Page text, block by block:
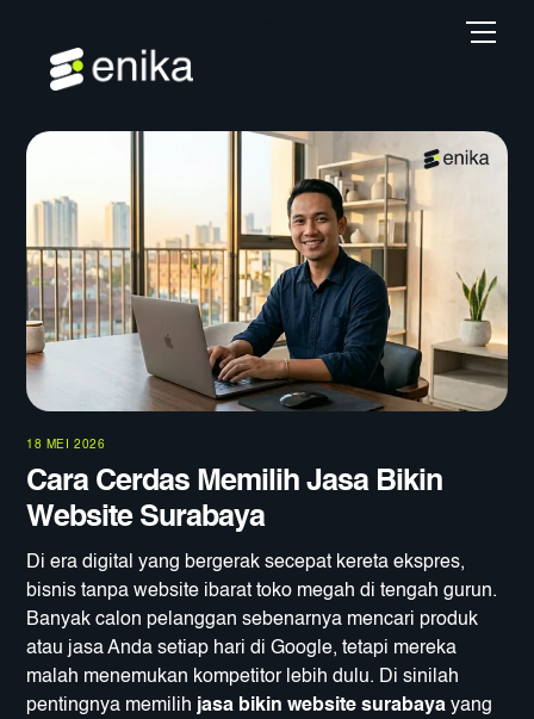
content
18 MEI 2026
Cara Cerdas Memilih Jasa Bikin
Website Surabaya
Di era digital yang bergerak secepat kereta ekspres,
bisnis tanpa website ibarat toko megah di tengah gurun.
Banyak calon pelanggan sebenarnya mencari produk
atau jasa Anda setiap hari di Google, tetapi mereka
malah menemukan kompetitor lebih dulu. Di sinilah
pentingnya memilih jasa bikin website surabaya yang